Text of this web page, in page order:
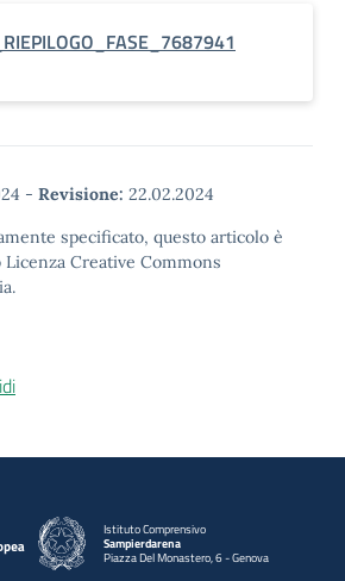
testo
- Revisione: 22.02.2024
specificato, questo articolo è
Creative Commons
Istituto Comprensivo
Sampierdarena
Piazza Del Monastero, 6 - Genova
— Visita la pagina iniziale della scuola